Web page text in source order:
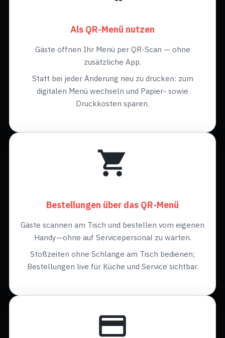
Als QR-Menü nutzen
Gäste öffnen Ihr Menü per QR-Scan — ohne
zusätzliche App.
Statt bei jeder Änderung neu zu drucken: zum
digitalen Menü wechseln und Papier- sowie
Druckkosten sparen.
Bestellungen über das QR-Menü
Gäste scannen am Tisch und bestellen vom eigenen
Handy—ohne auf Servicepersonal zu warten.
Stoßzeiten ohne Schlange am Tisch bedienen;
Bestellungen live für Küche und Service sichtbar.